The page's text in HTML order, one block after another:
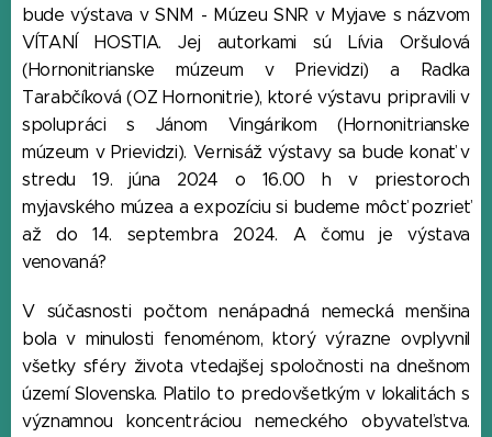
bude výstava v SNM - Múzeu SNR v Myjave s názvom
VÍTANÍ HOSTIA. Jej autorkami sú Lívia Oršulová
(Hornonitrianske múzeum v Prievidzi) a Radka
Tarabčíková (OZ Hornonitrie), ktoré výstavu pripravili v
spolupráci s Jánom Vingárikom (Hornonitrianske
múzeum v Prievidzi). Vernisáž výstavy sa bude konať v
stredu 19. júna 2024 o 16.00 h v priestoroch
myjavského múzea a expozíciu si budeme môcť pozrieť
až do 14. septembra 2024. A čomu je výstava
venovaná?
V súčasnosti počtom nenápadná nemecká menšina
bola v minulosti fenoménom, ktorý výrazne ovplyvnil
všetky sféry života vtedajšej spoločnosti na dnešnom
území Slovenska. Platilo to predovšetkým v lokalitách s
významnou koncentráciou nemeckého obyvateľstva.